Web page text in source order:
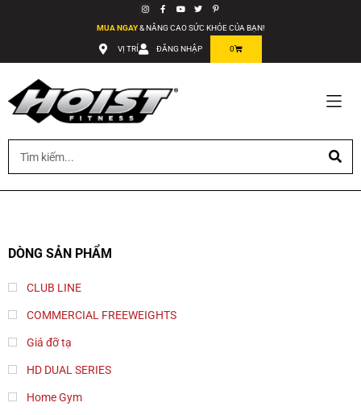
MUA NGAY& NÂNG CAO SỨC KHỎE CỦA BẠN!
VỊ TRÍ ĐĂNG NHẬP 0
DÒNG SẢN PHẨM
CLUB LINE
COMMERCIAL FREEWEIGHTS
Giá đỡ tạ
HD DUAL SERIES
Home Gym